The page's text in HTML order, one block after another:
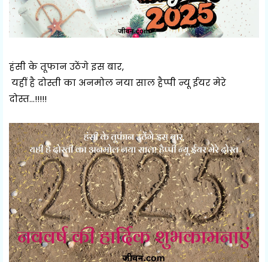
हंसी के तूफान उठेंगे इस बार,
यहीं है दोस्ती का अनमोल नया साल हैप्पी न्यू ईयर मेरे
दोस्त...!!!!!